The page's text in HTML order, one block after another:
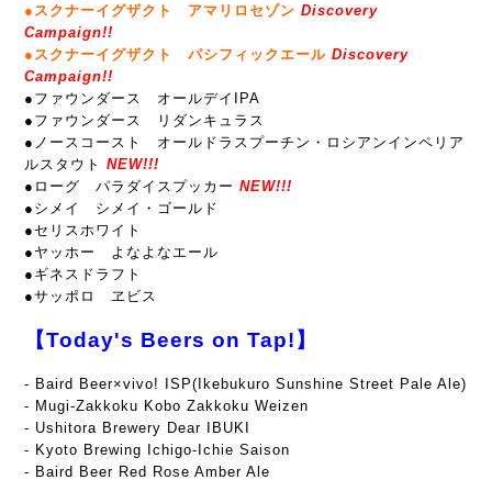
●スクナーイグザクト アマリロセゾン Discovery
Campaign!!
●スクナーイグザクト パシフィックエール Discovery
Campaign!!
●ファウンダース オールデイIPA
●ファウンダース リダンキュラス
●ノースコースト オールドラスプーチン・ロシアンインペリア
ルスタウト NEW!!!
●ローグ パラダイスプッカー NEW!!!
●シメイ シメイ・ゴールド
●セリスホワイト
●ヤッホー よなよなエール
●ギネスドラフト
●サッポロ ヱビス
【Today's Beers on Tap!】
- Baird Beer×vivo! ISP(Ikebukuro Sunshine Street Pale Ale)
- Mugi-Zakkoku Kobo Zakkoku Weizen
- Ushitora Brewery Dear IBUKI
- Kyoto Brewing Ichigo-Ichie Saison
- Baird Beer Red Rose Amber Ale